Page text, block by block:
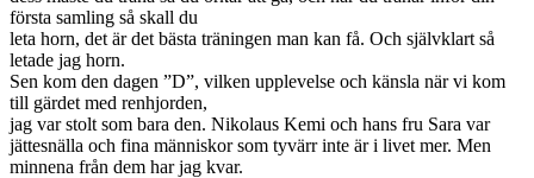
första samling så skall du
leta horn, det är det bästa träningen man kan få. Och självklart så
letade jag horn.
Sen kom den dagen ”D”, vilken upplevelse och känsla när vi kom
till gärdet med renhjorden,
jag var stolt som bara den. Nikolaus Kemi och hans fru Sara var
jättesnälla och fina människor som tyvärr inte är i livet mer. Men
minnena från dem har jag kvar.